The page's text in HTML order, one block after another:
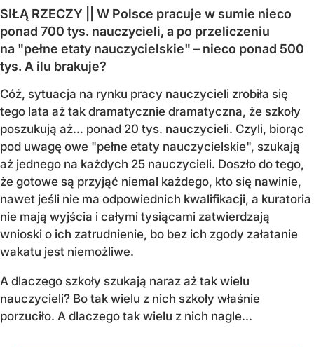
SIŁĄ RZECZY || W Polsce pracuje w sumie nieco
ponad 700 tys. nauczycieli, a po przeliczeniu
na "pełne etaty nauczycielskie" – nieco ponad 500
tys. A ilu brakuje?
Cóż, sytuacja na rynku pracy nauczycieli zrobiła się
tego lata aż tak dramatycznie dramatyczna, że szkoły
poszukują aż… ponad 20 tys. nauczycieli. Czyli, biorąc
pod uwagę owe "pełne etaty nauczycielskie", szukają
aż jednego na każdych 25 nauczycieli. Doszło do tego,
że gotowe są przyjąć niemal każdego, kto się nawinie,
nawet jeśli nie ma odpowiednich kwalifikacji, a kuratoria
nie mają wyjścia i całymi tysiącami zatwierdzają
wnioski o ich zatrudnienie, bo bez ich zgody załatanie
wakatu jest niemożliwe.
A dlaczego szkoły szukają naraz aż tak wielu
nauczycieli? Bo tak wielu z nich szkoły właśnie
porzuciło. A dlaczego tak wielu z nich nagle...